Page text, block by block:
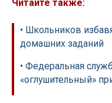
Читайте также:
• Школьников
домашних заданий
• Федеральная
«оглушительный»